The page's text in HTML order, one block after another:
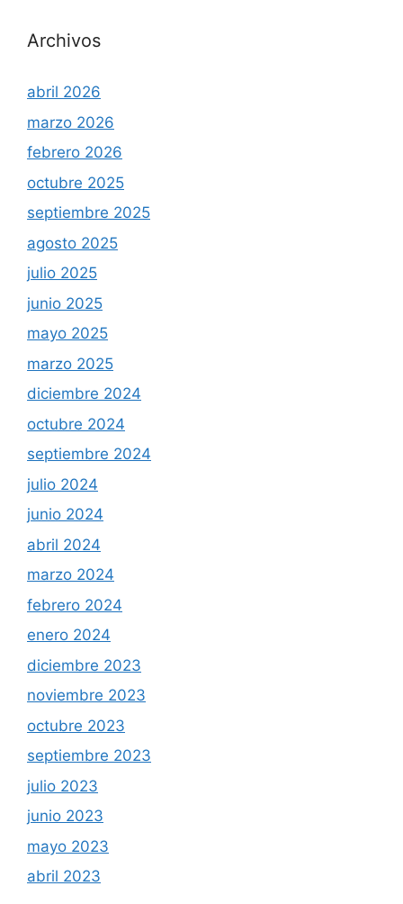
Archivos
abril 2026
marzo 2026
febrero 2026
octubre 2025
septiembre 2025
agosto 2025
julio 2025
junio 2025
mayo 2025
marzo 2025
diciembre 2024
octubre 2024
septiembre 2024
julio 2024
junio 2024
abril 2024
marzo 2024
febrero 2024
enero 2024
diciembre 2023
noviembre 2023
octubre 2023
septiembre 2023
julio 2023
junio 2023
mayo 2023
abril 2023